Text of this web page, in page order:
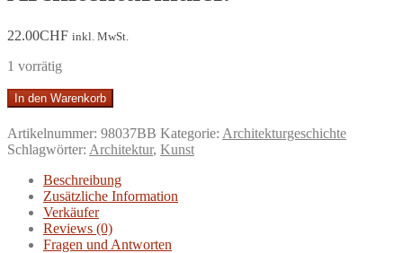
22.00CHF inkl. MwSt.
1 vorrätig
Eduard
Gaertner.
der
Berliner
Architekturmaler.
Menge
In den Warenkorb
Artikelnummer: 98037BB Kategorie: Architekturgeschichte
Schlagwörter: Architektur, Kunst
Beschreibung
Zusätzliche Information
Verkäufer
Reviews (0)
Fragen und Antworten